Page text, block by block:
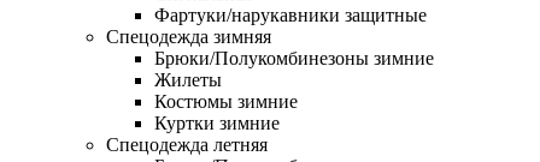
Фартуки/нарукавники защитные
Спецодежда зимняя
Брюки/Полукомбинезоны зимние
Жилеты
Костюмы зимние
Куртки зимние
Спецодежда летняя